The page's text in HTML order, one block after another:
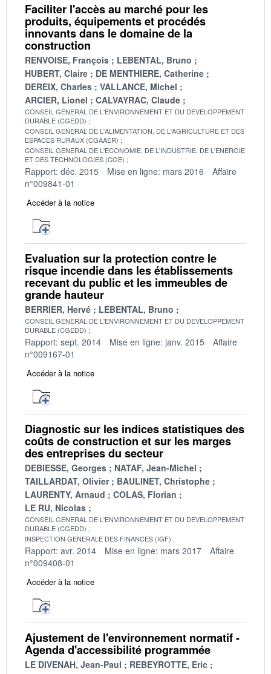
Faciliter l'accès au marché pour les
produits, équipements et procédés
innovants dans le domaine de la
construction
RENVOISE, François
LEBENTAL, Bruno
HUBERT, Claire
DE MENTHIERE, Catherine
DEREIX, Charles
VALLANCE, Michel
ARCIER, Lionel
CALVAYRAC, Claude
CONSEIL GENERAL DE L'ENVIRONNEMENT ET DU DEVELOPPEMENT
DURABLE (CGEDD)
CONSEIL GENERAL DE L'ALIMENTATION, DE L'AGRICULTURE ET DES
ESPACES RURAUX (CGAAER)
CONSEIL GENERAL DE L'ECONOMIE, DE L'INDUSTRIE, DE L'ENERGIE
ET DES TECHNOLOGIES (CGE)
Rapport: déc. 2015 Mise en ligne: mars 2016
Affaire
n°009841-01
Accéder à la notice
Evaluation sur la protection contre le
risque incendie dans les établissements
recevant du public et les immeubles de
grande hauteur
BERRIER, Hervé LEBENTAL, Bruno
CONSEIL GENERAL DE L'ENVIRONNEMENT ET DU DEVELOPPEMENT
DURABLE (CGEDD)
Rapport: sept. 2014 Mise en ligne: janv. 2015
Affaire
n°009167-01
Accéder à la notice
Diagnostic sur les indices statistiques des
coûts de construction et sur les marges
des entreprises du secteur
DEBIESSE, Georges
NATAF, Jean-Michel
TAILLARDAT, Olivier
BAULINET, Christophe
LAURENTY, Arnaud
COLAS, Florian
LE RU, Nicolas
CONSEIL GENERAL DE L'ENVIRONNEMENT ET DU DEVELOPPEMENT
DURABLE (CGEDD)
INSPECTION GENERALE DES FINANCES (IGF)
Rapport: avr. 2014 Mise en ligne: mars 2017
Affaire
n°009408-01
Accéder à la notice
Ajustement de l'environnement normatif -
Agenda d'accessibilité programmée
LE DIVENAH, Jean-Paul
REBEYROTTE, Eric